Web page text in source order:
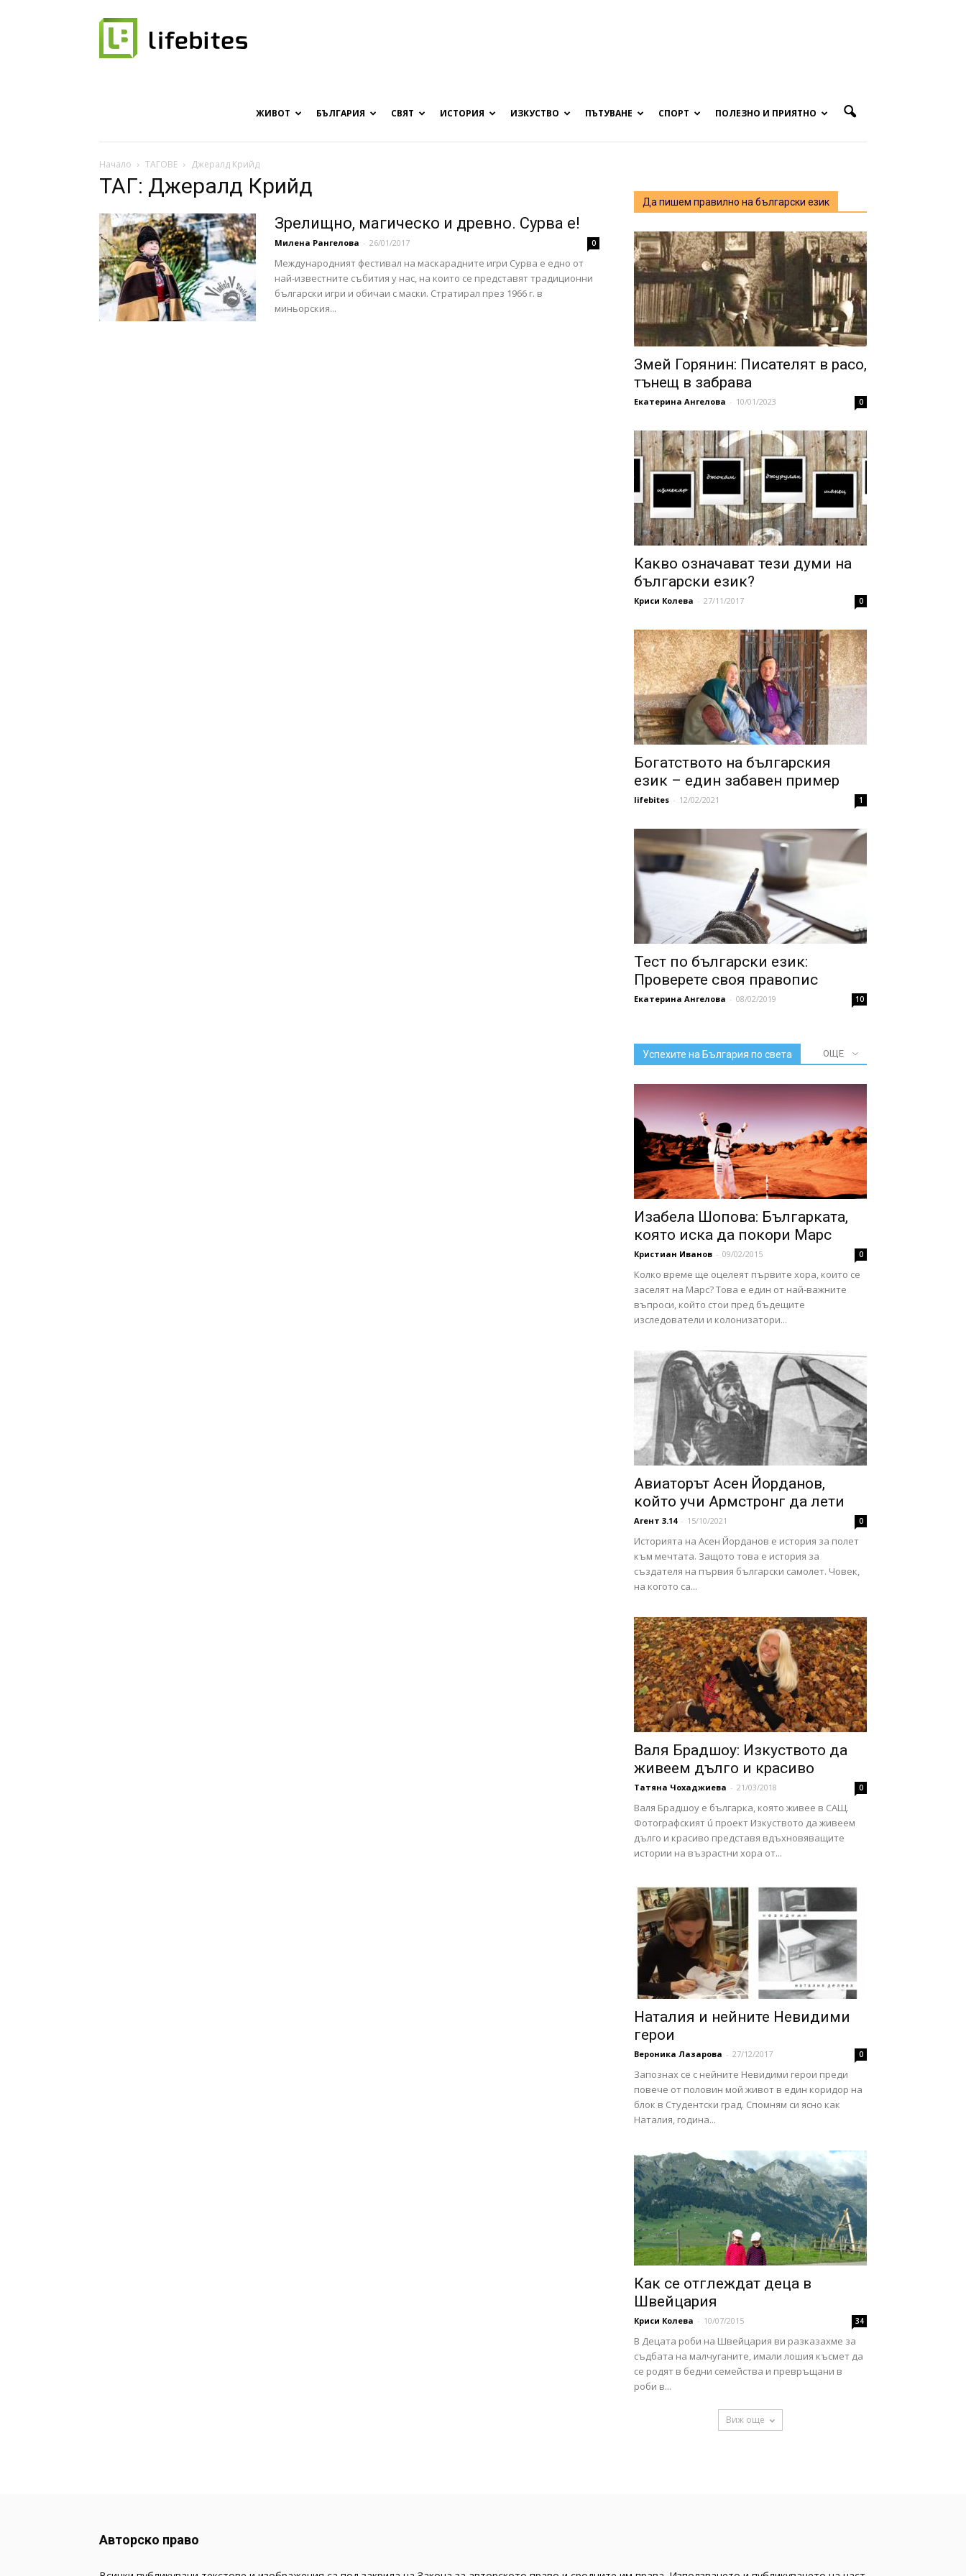
списание
за
хапки
ЖИВОТ БЪЛГАРИЯ СВЯТ ИСТОРИЯ ИЗКУСТВО ПЪТУВАНЕ СПОРТ ПОЛЕЗНО И ПРИЯТНО
Начало ТАГОВЕ Джералд Крийд
ТАГ: Джералд Крийд
Зрелищно, магическо и древно. Сурва е!
Милена Рангелова - 26/01/2017 0
Международният фестивал на маскарадните игри Сурва е едно от
най-известните събития у нас, на които се представят традиционни
български игри и обичаи с маски. Стратирал през 1966 г. в
миньорския...
Да пишем правилно на български език
Змей Горянин: Писателят в расо,
тънещ в забрава
Екатерина Ангелова - 10/01/2023 0
Какво означават тези думи на
български език?
Криси Колева - 27/11/2017 0
Богатството на българския
език – един забавен пример
lifebites - 12/02/2021 1
Тест по български език:
Проверете своя правопис
Екатерина Ангелова - 08/02/2019 10
Успехите на България по света ОЩЕ
Изабела Шопова: Българката,
която иска да покори Марс
Кристиан Иванов - 09/02/2015 0
Колко време ще оцелеят първите хора, които се
заселят на Марс? Това е един от най-важните
въпроси, който стои пред бъдещите
изследователи и колонизатори...
Авиаторът Асен Йорданов,
който учи Армстронг да лети
Агент 3.14 - 15/10/2021 0
Историята на Асен Йорданов е история за полет
към мечтата. Защото това е история за
създателя на първия български самолет. Човек,
на когото са...
Валя Брадшоу: Изкуството да
живеем дълго и красиво
Татяна Чохаджиева - 21/03/2018 0
Валя Брадшоу е българка, която живее в САЩ.
Фотографският ú проект Изкуството да живеем
дълго и красиво представя вдъхновяващите
истории на възрастни хора от...
Наталия и нейните Невидими
герои
Вероника Лазарова - 27/12/2017 0
Запознах се с нейните Невидими герои преди
повече от половин мой живот в един коридор на
блок в Студентски град. Спомням си ясно как
Наталия, година...
Как се отглеждат деца в
Швейцария
Криси Колева - 10/07/2015 34
В Децата роби на Швейцария ви разказахме за
съдбата на малчуганите, имали лошия късмет да
се родят в бедни семейства и превръщани в
роби в...
Виж още
Авторско право